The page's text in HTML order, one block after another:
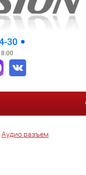
30
Аудио разъем